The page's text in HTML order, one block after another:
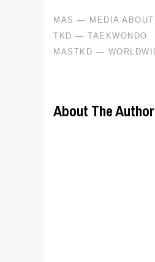
About The Author